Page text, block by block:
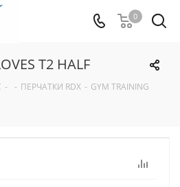
0
T2 HALF
- - ПЕРЧАТКИ RDX - GYM TRAINING